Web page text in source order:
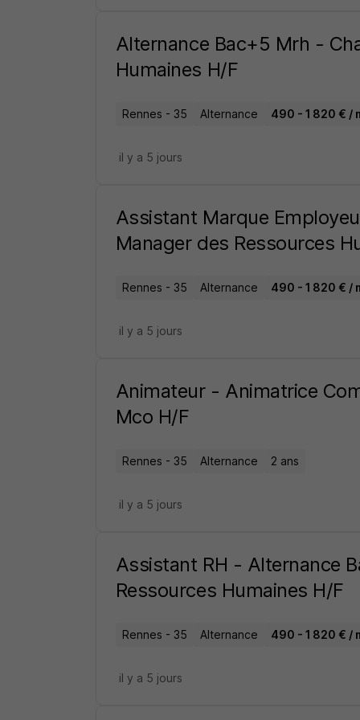
Alternance Bac+5 Mrh -
Humaines H/F
Rennes - 35 Alternance 490 - 1 820 € /
il y a 5 jours
Assistant Marque
Manager des Ressources
Rennes - 35 Alternance 490 - 1 820 € /
il y a 5 jours
Animateur - Animatrice
Mco H/F
Rennes - 35 Alternance 2 ans
il y a 5 jours
Assistant RH - Alternance
Ressources Humaines H/F
Rennes - 35 Alternance 490 - 1 820 € /
il y a 5 jours